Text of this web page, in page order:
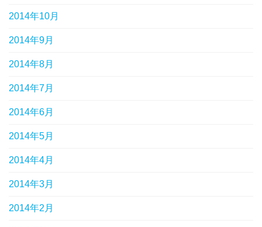
2014年10月
2014年9月
2014年8月
2014年7月
2014年6月
2014年5月
2014年4月
2014年3月
2014年2月